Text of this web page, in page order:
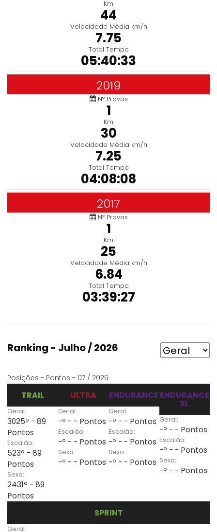
Km
44
Velocidade Média km/h
7.75
Total Tempo
05:40:33
2019
Nº Provas
1
Km
30
Velocidade Média km/h
7.25
Total Tempo
04:08:08
2017
Nº Provas
1
Km
25
Velocidade Média km/h
6.84
Total Tempo
03:39:27
Ranking - Julho / 2026
Posições - Pontos - 07 / 2026
TRAIL
Geral:
3025º - 89
Pontos
Escalão:
523º - 89
Pontos
Sexo:
2431º - 89
Pontos
ULTRA
Geral:
-º - - Pontos
Escalão:
-º - - Pontos
Sexo:
-º - - Pontos
ENDURANCE
Geral:
-º - - Pontos
Escalão:
-º - - Pontos
Sexo:
-º - - Pontos
ENDURANCE
XL
Geral:
-º - - Pontos
Escalão:
-º - - Pontos
Sexo:
-º - - Pontos
SPRINT
Geral: